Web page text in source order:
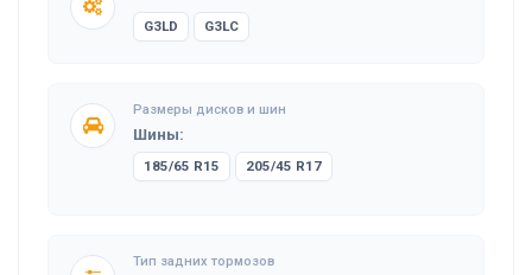
G3LD G3LC
Размеры дисков и шин
Шины:
185/65 R15 205/45 R17
Тип задних тормозов